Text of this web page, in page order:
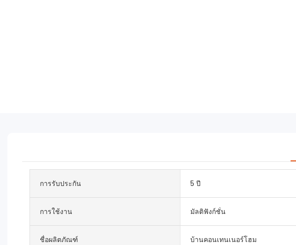
การรับประกัน 5 ปี
การใช้งาน มัลติฟังก์ชั่น
ชื่อผลิตภัณฑ์ บ้านคอนเทนเนอร์โฮม